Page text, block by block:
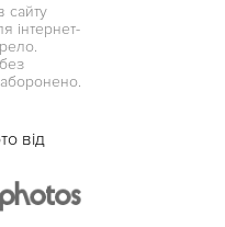
сайту
інтернет-
від